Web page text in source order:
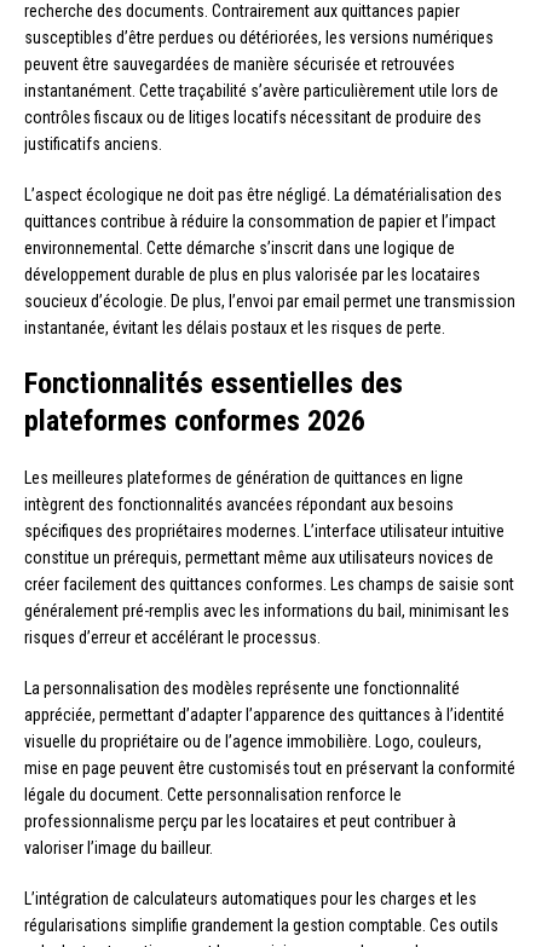
recherche des documents. Contrairement aux quittances papier
susceptibles d’être perdues ou détériorées, les versions numériques
peuvent être sauvegardées de manière sécurisée et retrouvées
instantanément. Cette traçabilité s’avère particulièrement utile lors de
contrôles fiscaux ou de litiges locatifs nécessitant de produire des
justificatifs anciens.
L’aspect écologique ne doit pas être négligé. La dématérialisation des
quittances contribue à réduire la consommation de papier et l’impact
environnemental. Cette démarche s’inscrit dans une logique de
développement durable de plus en plus valorisée par les locataires
soucieux d’écologie. De plus, l’envoi par email permet une transmission
instantanée, évitant les délais postaux et les risques de perte.
Fonctionnalités essentielles des
plateformes conformes 2026
Les meilleures plateformes de génération de quittances en ligne
intègrent des fonctionnalités avancées répondant aux besoins
spécifiques des propriétaires modernes. L’interface utilisateur intuitive
constitue un prérequis, permettant même aux utilisateurs novices de
créer facilement des quittances conformes. Les champs de saisie sont
généralement pré-remplis avec les informations du bail, minimisant les
risques d’erreur et accélérant le processus.
La personnalisation des modèles représente une fonctionnalité
appréciée, permettant d’adapter l’apparence des quittances à l’identité
visuelle du propriétaire ou de l’agence immobilière. Logo, couleurs,
mise en page peuvent être customisés tout en préservant la conformité
légale du document. Cette personnalisation renforce le
professionnalisme perçu par les locataires et peut contribuer à
valoriser l’image du bailleur.
L’intégration de calculateurs automatiques pour les charges et les
régularisations simplifie grandement la gestion comptable. Ces outils